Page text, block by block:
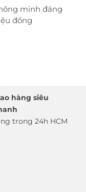
minh đáng
đồng
hàng siêu
trong 24h HCM